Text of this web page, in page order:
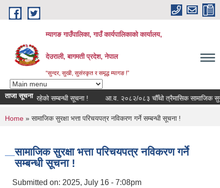
Skip to main content
म्यागङ गाउँपालिका, गाउँ कार्यपालिकाको कार्यालय,
देउराली, बागमती प्रदेश, नेपाल
“सुन्दर, सुखी, सुसंस्कृत र समृद्ध म्यागङ !”
ताजा सूचनाबन्द रहेको सम्बन्धी सूचना ! आ.व. २०८२/०८३ चौँथो त्रैमासिक सामाजिक
You are here
Home » सामाजिक सुरक्षा भत्ता परिचयपत्र नविकरण गर्ने सम्बन्धी सूचना !
सामाजिक सुरक्षा भत्ता परिचयपत्र नविकरण गर्ने
सम्बन्धी सूचना !
Submitted on: 2025, July 16 - 7:08pm